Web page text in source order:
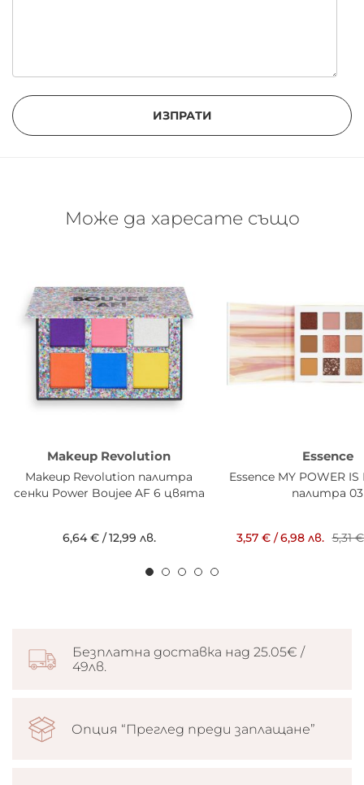
ИЗПРАТИ
Може да харесате също
Makeup Revolution
Makeup Revolution палитра
сенки Power Boujee AF 6 цвята
6,64 €/12,99 лв.
Essence
Essence MY POWER
палитра 03
3,57 €/6,98 лв. 5,31 €
Безплатна доставка над 25.05€ /
49лв.
Опция “Преглед преди заплащане”